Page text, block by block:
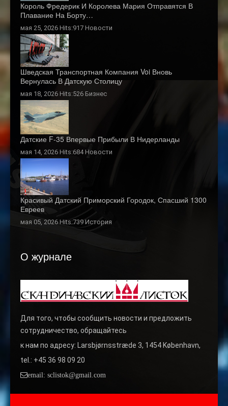
Король Фредерик И Королева Мария Отправятся В
Плавание На Борту…
мая 25, 2026 Hits:917 Новости
Шведская Транспортная Компания Voi Вновь
Вернулась В Датскую Столицу
мая 18, 2026 Hits:526 Бизнес
Датские F-35 Впервые Прибыли В Нидерланды
мая 14, 2026 Hits:684Новости
Красивый Датский Приморский Городок, Спасший 1300
Евреев
мая 05, 2026 Hits:739 История
О журнале
Для того, чтобы сообщить новости и предложить
сотрудничество, обращайтесь
к нам по адресу: Larsbjørnsstræde 3, 1454 København,
tel.: +45 36 98 09 20
email: sclistok@gmail.com